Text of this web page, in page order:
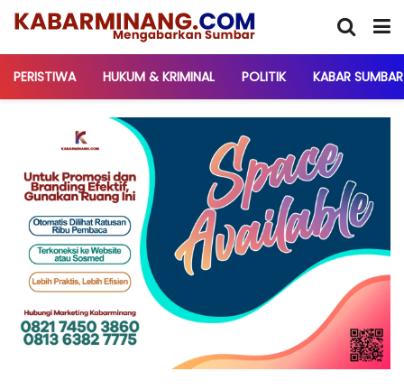
PERISTIWA HUKUM & KRIMINAL POLITIK KABAR SUMBAR